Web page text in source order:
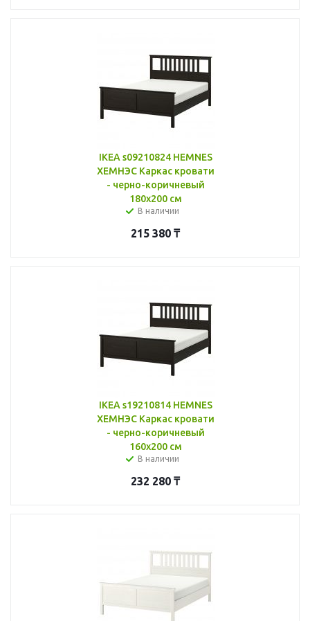
IKEA s09210824 HEMNES
ХЕМНЭС Каркас кровати
- черно-коричневый
180x200 см
В наличии
215 380 ₸
IKEA s19210814 HEMNES
ХЕМНЭС Каркас кровати
- черно-коричневый
160x200 см
В наличии
232 280 ₸